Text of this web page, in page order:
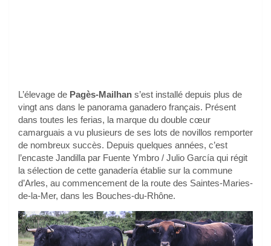
L’élevage de Pagès-Mailhan s’est installé depuis plus de
vingt ans dans le panorama ganadero français. Présent
dans toutes les ferias, la marque du double cœur
camarguais a vu plusieurs de ses lots de novillos remporter
de nombreux succès. Depuis quelques années, c’est
l’encaste Jandilla par Fuente Ymbro / Julio García qui régit
la sélection de cette ganadería établie sur la commune
d’Arles, au commencement de la route des Saintes-Maries-
de-la-Mer, dans les Bouches-du-Rhône.